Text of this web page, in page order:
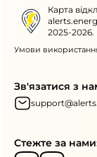
Карта
2025-2026.
Умови
Зв'язатися з
Стежте за